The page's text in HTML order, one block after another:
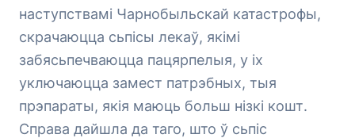
наступствамі Чарнобыльскай катастрофы,
скрачаюцца сьпісы лекаў, якімі
забясьпечваюцца пацярпелыя, у іх
уключаюцца замест патрэбных, тыя
прэпараты, якія маюць больш нізкі кошт.
Справа дайшла да таго, што ў сьпіс